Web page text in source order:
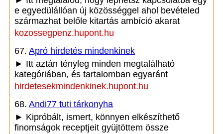
e egyedülállóan új közösséggel ahol bevételed
származhat belőle kitartás ambíció akarat
kozossegpenz.hupont.hu
67. Apró hirdetés mindenkinek
► Itt aztán tényleg minden megtalálható
kategóriában, és tartalomban egyaránt
hirdetesekmindenkinek.hupont.hu
68. Andi77 tuti tárkonyha
► Kipróbált, ismert, könnyen elkészíthető
finomságok receptjeit gyüjtöttem össze